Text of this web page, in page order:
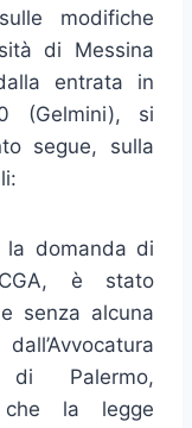
modifiche
di Messina
entrata in
(Gelmini), si
segue, sulla
domanda di
è stato
senza alcuna
Palermo,
che la legge